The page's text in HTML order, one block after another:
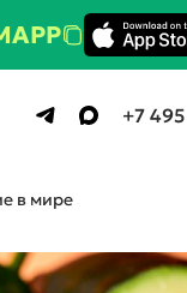
+7
в мире